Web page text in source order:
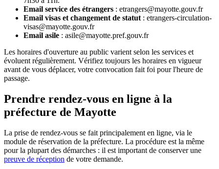
Email service des étrangers : etrangers@mayotte.gouv.fr
Email visas et changement de statut : etrangers-circulation-
visas@mayotte.gouv.fr
Email asile : asile@mayotte.pref.gouv.fr
Les horaires d'ouverture au public varient selon les services et
évoluent régulièrement. Vérifiez toujours les horaires en vigueur
avant de vous déplacer, votre convocation fait foi pour l'heure de
passage.
Prendre rendez-vous en ligne à la
préfecture de Mayotte
La prise de rendez-vous se fait principalement en ligne, via le
module de réservation de la préfecture. La procédure est la même
pour la plupart des démarches : il est important de conserver une
preuve de réception de votre demande.